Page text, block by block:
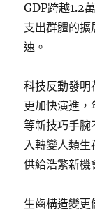
GDP跨越1.2
支出群體的擴
速。
科技反動發明
更加快演進，
等新技巧手腕
入轉變人類
供給浩繁新機
生齒構造變更